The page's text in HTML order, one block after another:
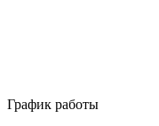
График работы